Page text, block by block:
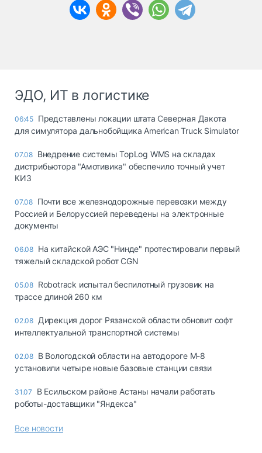
ЭДО, ИТ в логистике
06:45 Представлены локации штата Северная Дакота
для симулятора дальнобойщика American Truck Simulator
07.08 Внедрение системы TopLog WMS на складах
дистрибьютора "Амотивика" обеспечило точный учет
КИЗ
07.08 Почти все железнодорожные перевозки между
Россией и Белоруссией переведены на электронные
документы
06.08 На китайской АЭС "Нинде" протестировали первый
тяжелый складской робот CGN
05.08 Robotrack испытал беспилотный грузовик на
трассе длиной 260 км
02.08 Дирекция дорог Рязанской области обновит софт
интеллектуальной транспортной системы
02.08 В Вологодской области на автодороге М-8
установили четыре новые базовые станции связи
31.07
В Есильском районе Астаны начали работать
роботы-доставщики "Яндекса"
Все новости